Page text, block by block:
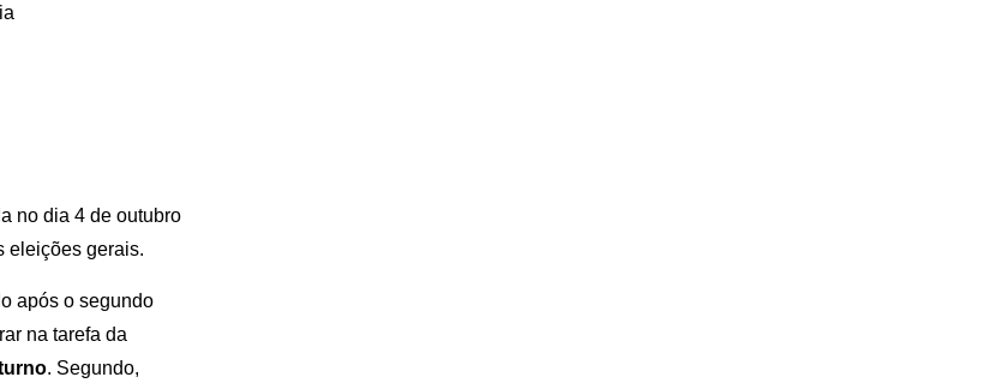
no dia 4 de outubro
eleições gerais.
após o segundo
na tarefa da
. Segundo,